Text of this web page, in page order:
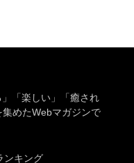
「楽しい」「癒され
めたWebマガジンで
ンキング